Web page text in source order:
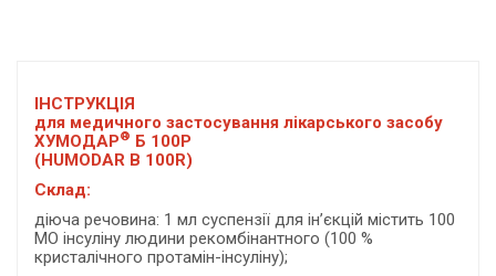
ІНСТРУКЦІЯ
для медичного застосування лікарського засобу
ХУМОДАР® Б 100Р
(HUMODAR B 100R)
Склад:
діюча речовина: 1 мл суспензії для ін’єкцій містить 100
МО інсуліну людини рекомбінантного (100 %
кристалічного протамін-інсуліну);